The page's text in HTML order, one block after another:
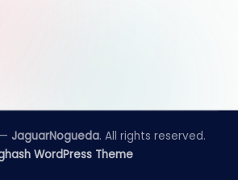
JaguarNogueda. All rights reserved.
WordPress Theme